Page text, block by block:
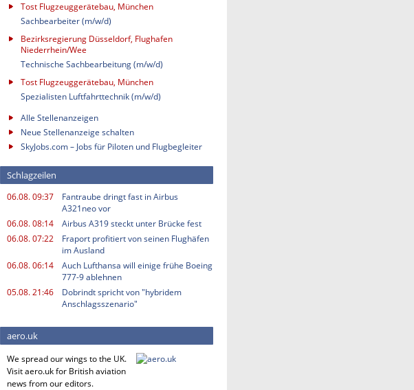
Tost Flugzeuggerätebau, München
Sachbearbeiter (m/w/d)
Bezirksregierung Düsseldorf, Flughafen
Niederrhein/Wee
Technische Sachbearbeitung (m/w/d)
Tost Flugzeuggerätebau, München
Spezialisten Luftfahrttechnik (m/w/d)
Alle Stellenanzeigen
Neue Stellenanzeige schalten
SkyJobs.com – Jobs für Piloten und Flugbegleiter
Schlagzeilen
06.08. 09:37
Fantraube dringt fast in Airbus
A321neo vor
06.08. 08:14
Airbus A319 steckt unter Brücke fest
06.08. 07:22
Fraport profitiert von seinen Flughäfen
im Ausland
06.08. 06:14
Auch Lufthansa will einige frühe Boeing
777-9 ablehnen
05.08. 21:46
Dobrindt spricht von "hybridem
Anschlagsszenario"
aero.uk
We spread our wings to the UK.
Visit aero.uk for British aviation
news from our editors.